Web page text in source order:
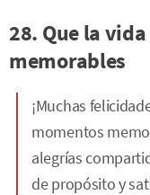
28. Que la
memorables
¡Muchas
momentos
alegrías
de propósito y